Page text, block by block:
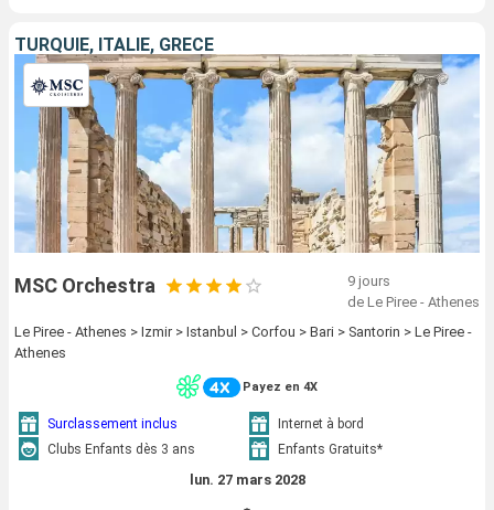
TURQUIE, ITALIE, GRÈCE
MSC Orchestra
9 jours
de Le Piree - Athenes
Le Piree - Athenes > Izmir > Istanbul > Corfou > Bari > Santorin > Le Piree -
Athenes
Payez en 4X
Surclassement inclus
Internet à bord
Clubs Enfants dès 3 ans
Enfants Gratuits*
lun. 27 mars 2028